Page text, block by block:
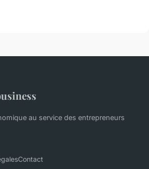
au service des entrepreneurs
Contact